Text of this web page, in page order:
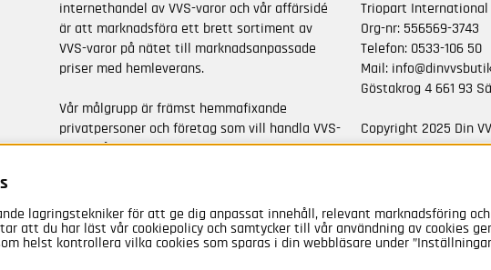
internethandel av VVS-varor och vår affärsidé
är att marknadsföra ett brett sortiment av
VVS-varor på nätet till marknadsanpassade
priser med hemleverans.
Vår målgrupp är främst hemmafixande
privatpersoner och företag som vill handla VVS-
varor från kända varumärken.
Triopart International
Org-nr: 556569-3743
Telefon: 0533-106 50
Mail:
Göstakrog 4 661 93
Copyright 2025 Din
All rights reserved.
lagringstekniker för att ge dig anpassat innehåll, relevant marknadsföring
att du har läst vår cookiepolicy och samtycker till vår användning av cookies
helst kontrollera vilka cookies som sparas i din webbläsare under